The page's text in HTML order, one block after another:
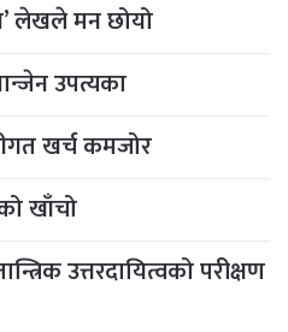
लेखले मन छोयो
उपत्यका
खर्च कमजोर
खाँचो
उत्तरदायित्वको परीक्षण